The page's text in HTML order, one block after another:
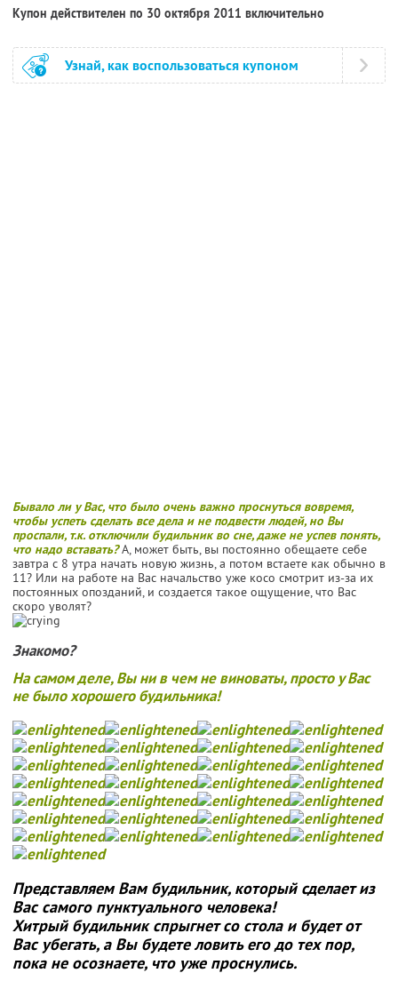
Купон действителен по 30 октября 2011 включительно
Узнай, как воспользоваться купоном
Бывало ли у Вас, что было очень важно проснуться вовремя,
чтобы успеть сделать все дела и не подвести людей, но Вы
проспали, т.к. отключили будильник во сне, даже не успев понять,
что надо вставать?А, может быть, вы постоянно обещаете себе
завтра с 8 утра начать новую жизнь, а потом встаете как обычно в
11? Или на работе на Вас начальство уже косо смотрит из-за их
постоянных опозданий, и создается такое ощущение, что Вас
скоро уволят?
Знакомо?
На самом деле, Вы ни в чем не виноваты, просто у Вас
не было хорошего будильника!
Представляем Вам будильник, который сделает из
Вас самого пунктуального человека!
Хитрый будильник спрыгнет со стола и будет от
Вас убегать, а Вы будете ловить его до тех пор,
пока не осознаете, что уже проснулись.